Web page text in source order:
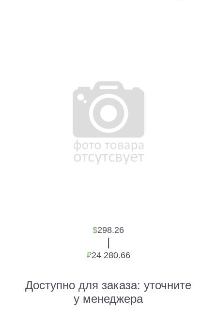
$298.26
|
₽24 280.66
Доступно для заказа:уточните
у менеджера